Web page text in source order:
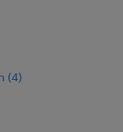
(4)